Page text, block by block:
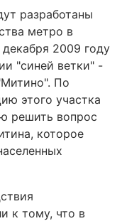
разработаны
метро в
декабря 2009 году
"синей ветки" -
По
этого участка
решить вопрос
которое
к тому, что в